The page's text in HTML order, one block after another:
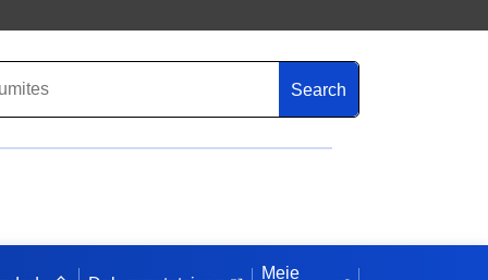
Search
Meie